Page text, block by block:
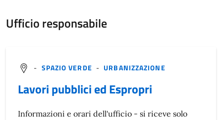
Ufficio responsabile
- SPAZIO VERDE - URBANIZZAZIONE
Lavori pubblici ed Espropri
Informazioni e orari dell'ufficio - si riceve solo